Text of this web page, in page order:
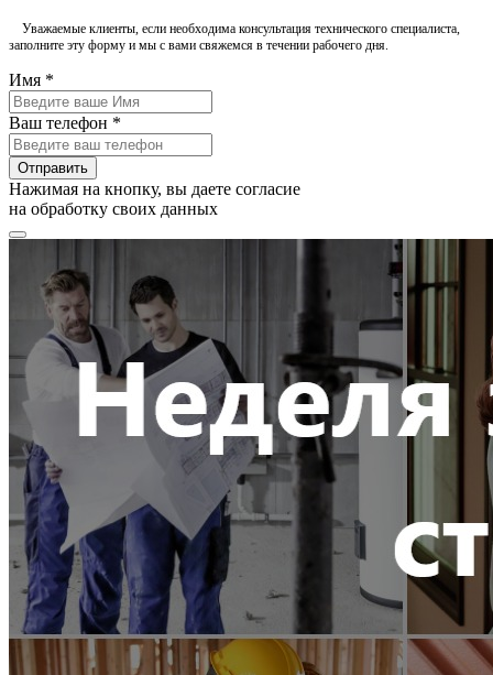
Уважаемые клиенты, если необходима консультация технического специалиста,
заполните эту форму и мы с вами свяжемся в течении рабочего дня.
Имя *
Ваш телефон *
Отправить
Нажимая на кнопку, вы даете согласие
на обработку своих данных